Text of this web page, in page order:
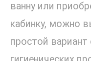
ванну или
кабинку, можно
простой вариант